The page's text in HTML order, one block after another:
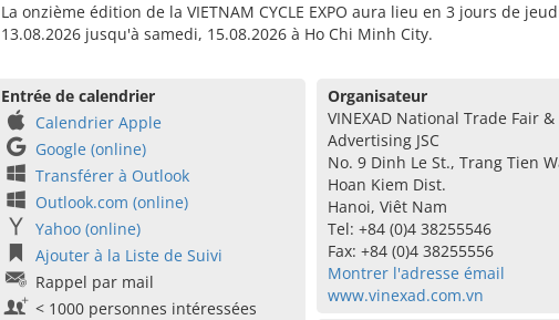
La onzième édition de la VIETNAM CYCLE EXPO aura lieu en 3 jours de
13.08.2026 jusqu'à samedi, 15.08.2026 à Ho Chi Minh City.
Entrée de calendrier
Calendrier Apple
Google (online)
Transférer à Outlook
Outlook.com (online)
Yahoo (online)
Ajouter à la Liste de Suivi
Rappel par mail
< 1000 personnes intéressées
Organisateur
VINEXAD National Trade Fair &
Advertising JSC
No. 9 Dinh Le St., Trang Tien
Hoan Kiem Dist.
Hanoi, Viêt Nam
Tel: +84 (0)4 38255546
Fax: +84 (0)4 38255556
Montrer l'adresse émail
www.vinexad.com.vn